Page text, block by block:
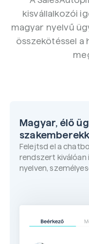
kisvállalkozói
magyar nyelvű
összekötéssel a
Magyar, élő
Felejtsd el a
rendszert kiválóan
nyelven,